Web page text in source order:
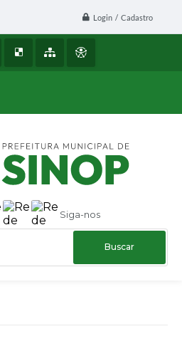
Login / Cadastro
Siga-nos